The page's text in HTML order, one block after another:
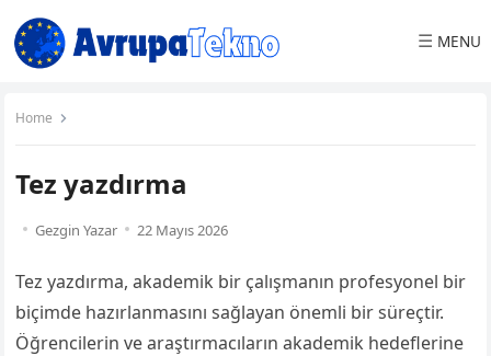
☰ MENU
Home
Tez yazdırma
Gezgin Yazar 22 Mayıs 2026
Tez yazdırma, akademik bir çalışmanın profesyonel bir
biçimde hazırlanmasını sağlayan önemli bir süreçtir.
Öğrencilerin ve araştırmacıların akademik hedeflerine